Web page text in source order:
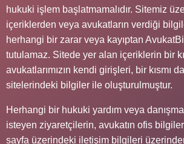
hukuki işlem başlatmamalıdır. Sitemiz
içeriklerden veya avukatların verdiği
herhangi bir zarar veya kayıptan
tutulamaz. Sitede yer alan içeriklerin bir
avukatlarımızın kendi girişleri, bir kısmı
sitelerindeki bilgiler ile oluşturulmuştur.
Herhangi bir hukuki yardım veya
isteyen ziyaretçilerin, avukatın ofis
sayfa üzerindeki iletişim bilgileri